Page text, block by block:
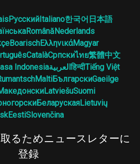
РусскийItaliano한국어 日本語
RomânăNederlands
BoarischΕλληνικάMagyar
CatalàСрпскиไทย繁體中文
Indonesiaالعربيةहिन्दीTiếng Việt
MaltiБългарскиGaeilge
LatviešuSuomi
БеларускаяLietuvių
EestiSlovenčina
るためニュースレターに
登録